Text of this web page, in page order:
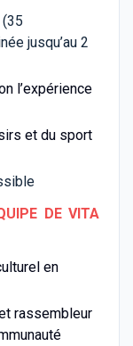
jusqu’au 2
l’expérience
et du sport
DE VITA
en
rassembleur